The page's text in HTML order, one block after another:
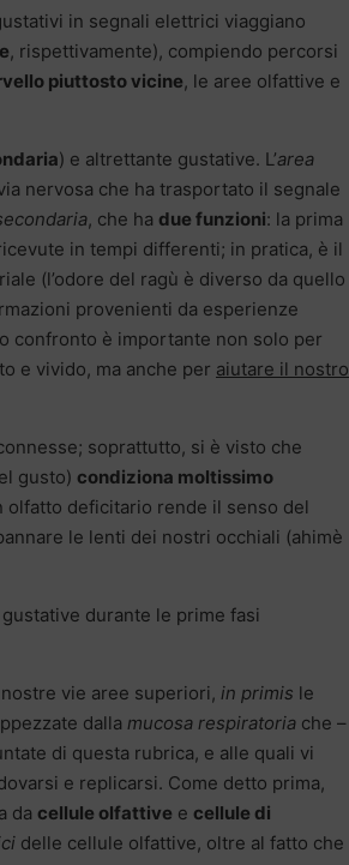
in segnali elettrici viaggiano
, rispettivamente), compiendo percorsi
piuttosto vicine, le aree olfattive e
) e altrettante gustative. L’area
nervosa che ha trasportato il segnale
, che ha due funzioni: la prima
in tempi differenti; in pratica, è il
(l’odore del ragù è diverso da quello
provenienti da esperienze
confronto è importante non solo per
e vivido, ma anche per aiutare il nostro
soprattutto, si è visto che
gusto) condiziona moltissimo
olfatto deficitario rende il senso del
le lenti dei nostri occhiali (ahimè
durante le prime fasi
vie aree superiori, in primis le
dalla mucosa respiratoria che –
di questa rubrica, e alle quali vi
e replicarsi. Come detto prima,
da cellule olfattive e cellule di
delle cellule olfattive, oltre al fatto che